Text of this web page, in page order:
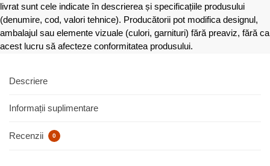
livrat sunt cele indicate în descrierea și specificațiile produsului
(denumire, cod, valori tehnice). Producătorii pot modifica designul,
ambalajul sau elemente vizuale (culori, garnituri) fără preaviz, fără ca
acest lucru să afecteze conformitatea produsului.
Descriere
Informații suplimentare
Recenzii 0